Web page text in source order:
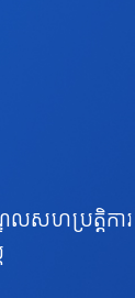
លសហប្រត្តិការ